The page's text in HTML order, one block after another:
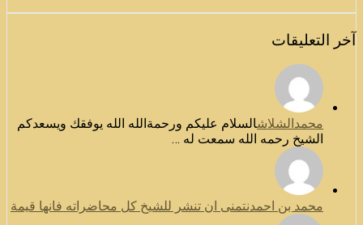
آخر التعليقات
محمدالشلاشالسلام عليكم ورحمةالله الله يوفقك ويسعدكم
الشيخ رحمه الله سمعت له …
محمد بن احمدنتمنى ان تنشر للشيخ كل محاضراته فانها قيمة